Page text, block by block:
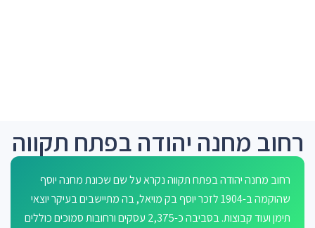
רחוב מחנה יהודה בפתח תקווה
רחוב מחנה יהודה בפתח תקווה נקרא על שם שכונת מחנה יוסף
שהוקמה ב-1904 לזכר יוסף בק מויאל, בה מתיישבים בעיקר יוצאי
תימן ועוד קבוצות. בסביבה כ-2,375 עסקים ורחובות סמוכים כוללים